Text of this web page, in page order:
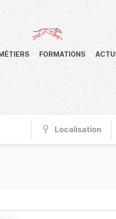
FORMATIONS
Localisation